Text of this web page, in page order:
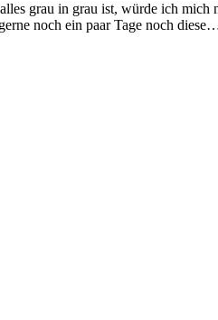
grau in grau ist, würde ich
noch ein paar Tage noch